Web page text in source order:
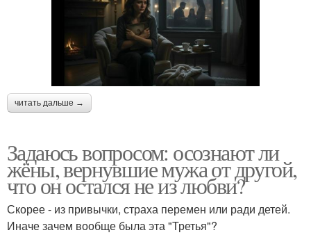
читать дальше →
Задаюсь вопросом: осознают ли
жёны, вернувшие мужа от другой,
что он остался не из любви?
Скорее - из привычки, страха перемен или ради детей.
Иначе зачем вообще была эта "Третья"?